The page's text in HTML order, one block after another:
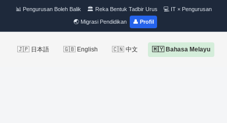
📊 Pengurusan Boleh Balik 🏛 Reka Bentuk Tadbir Urus 💻 IT × Pengurusan
🌏 Migrasi Pendidikan 👤 Profil
🇯🇵 日本語 🇬🇧 English 🇨🇳 中文 🇲🇾 Bahasa Melayu